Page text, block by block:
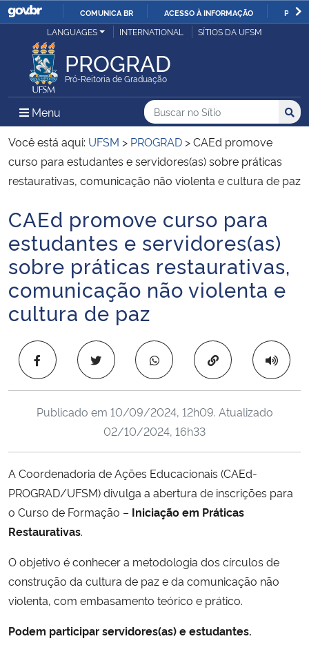
IR
O
COMUNICA BR ACESSO À INFORMAÇÃO
Ministério da Justiça e Segurança Pública
Ministério da Defesa
Ministério das Relações Exteriores
Ministério da Economia
Ministério da Infraestrutura
Ministério da Agricultura, Pecuária e Abastecimento
Ministério da Educação
Ministério da Cidadania
Ministério da Saúde
Ministério de Minas e Energia
Ministério da Ciência, Tecnologia, Inovações e Comunicações
Ministério do Meio Ambiente
Controladoria-Geral da União
LANGUAGES INTERNATIONAL SÍTIOS DA UFSM
PROGRAD
Pró-Reitoria de Graduação
Menu Menu Principal do Sítio
Busca
Buscar no no Sítio
Busca:
Você está aqui: UFSM > PROGRAD >CAEd promove
curso para estudantes e servidores(as) sobre práticas
restaurativas, comunicação não violenta e cultura de paz
Início do conteúdo
CAEd promove curso para
estudantes e servidores(as)
sobre práticas restaurativas,
comunicação não violenta e
cultura de paz
Copiar para área
Publicado em 10/09/2024, 12h09. Atualizado
02/10/2024, 16h33
A Coordenadoria de Ações Educacionais (CAEd-
PROGRAD/UFSM) divulga a abertura de inscrições para
o Curso de Formação – Iniciação em Práticas
Restaurativas.
O objetivo é conhecer a metodologia dos círculos de
construção da cultura de paz e da comunicação não
violenta, com embasamento teórico e prático.
Podem participar servidores(as) e estudantes.